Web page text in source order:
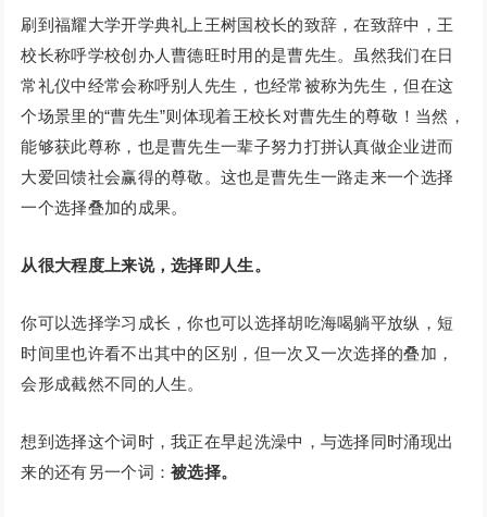
刷到福耀大学开学典礼上王树国校长的致辞，在致辞中，王
校长称呼学校创办人曹德旺时用的是曹先生。虽然我们在日
常礼仪中经常会称呼别人先生，也经常被称为先生，但在这
个场景里的“曹先生”则体现着王校长对曹先生的尊敬！当然，
能够获此尊称，也是曹先生一辈子努力打拼认真做企业进而
大爱回馈社会赢得的尊敬。这也是曹先生一路走来一个选择
一个选择叠加的成果。
从很大程度上来说，选择即人生。
你可以选择学习成长，你也可以选择胡吃海喝躺平放纵，短
时间里也许看不出其中的区别，但一次又一次选择的叠加，
会形成截然不同的人生。
想到选择这个词时，我正在早起洗澡中，与选择同时涌现出
来的还有另一个词：被选择。